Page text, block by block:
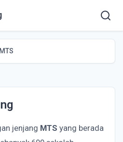
jenjang MTS yang berada